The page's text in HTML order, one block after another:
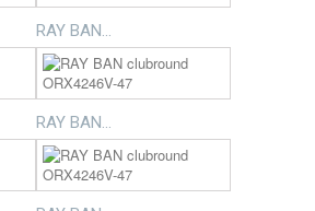
RAY BAN...
RAY BAN...